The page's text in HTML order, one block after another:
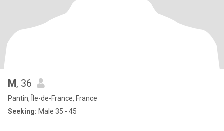
M, 36
Pantin, Île-de-France, France
Seeking: Male 35 - 45